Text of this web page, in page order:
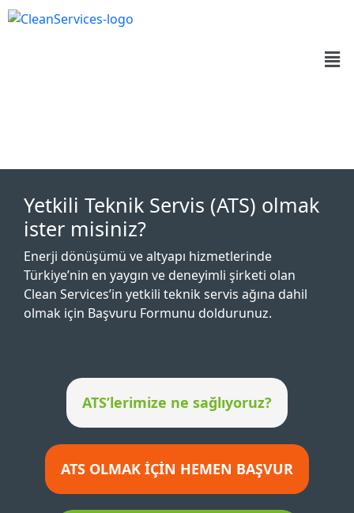
Yetkili Teknik Servis (ATS) olmak
ister misiniz?
Enerji dönüşümü ve altyapı hizmetlerinde
Türkiye’nin en yaygın ve deneyimli şirketi olan
Clean Services’in yetkili teknik servis ağına dahil
olmak için Başvuru Formunu doldurunuz.
ATS’lerimize ne sağlıyoruz?
ATS OLMAK İÇİN HEMEN BAŞVUR